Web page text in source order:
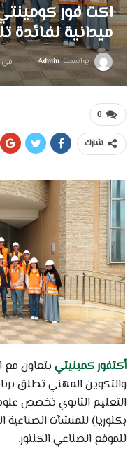
اكت فور
ميدانية لفائدة
بواسطةAdmin في
0
شارك
أكتفور كمينيتي بتعاون مع
والتكوين المهني تطلق
التعليم الثانوي تخصص
بكلوريا) للمنشآت
للموقع الصناعي الكنتور.